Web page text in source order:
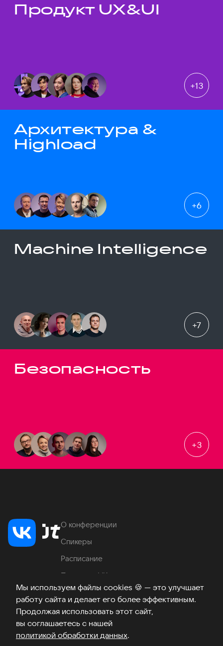
Мы используем файлы cookies 🍪 — это улучшает
работу сайта и делает его более эффективным.
Продолжая использовать этот сайт,
вы соглашаетесь с нашей
политикой обработки данных.
Темы докладов
Продукт UX&UI
+13
Архитектура &
Highload
+6
Machine Intelligence
+7
Безопасность
+3
О конференции
Спикеры
Расписание
Продукты VK
Место проведения
Часто задаваемые вопросы
ТелеграмВКонтакте
Хабр